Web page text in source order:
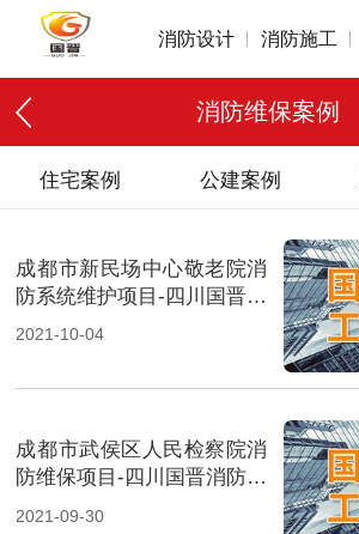
消防设计 消防施工
消防维保案例
住宅案例 公建案例
成都市新民场中心敬老院消
防系统维护项目-四川国晋消
防维保案例
2021-10-04
成都市武侯区人民检察院消
防维保项目-四川国晋消防维
保案例
2021-09-30